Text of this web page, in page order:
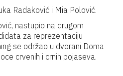
Radaković i Mia Polović.
nastupio na drugom
za reprezentaciju
se održao u dvorani Doma
crvenih i crnih pojaseva.